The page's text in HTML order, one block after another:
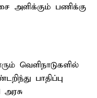
அளிக்கும் பணிக்கு
வெளிநாடுகளில்
பாதிப்பு
அரசு